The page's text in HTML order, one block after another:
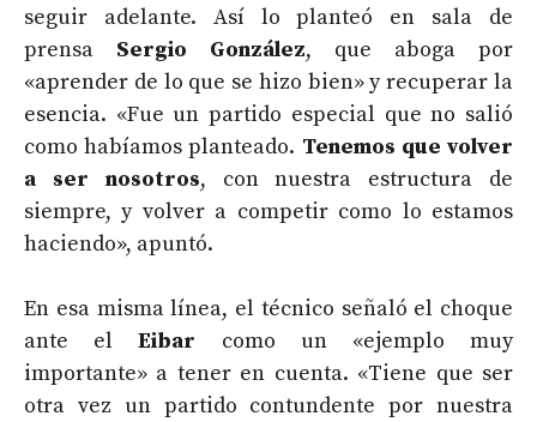
seguir adelante. Así lo planteó en sala de
prensa Sergio González, que aboga por
«aprender de lo que se hizo bien» y recuperar la
esencia. «Fue un partido especial que no salió
como habíamos planteado. Tenemos que volver
a ser nosotros, con nuestra estructura de
siempre, y volver a competir como lo estamos
haciendo», apuntó.
En esa misma línea, el técnico señaló el choque
ante elEibar como un «ejemplo muy
importante» a tener en cuenta. «Tiene que ser
otra vez un partido contundente por nuestra